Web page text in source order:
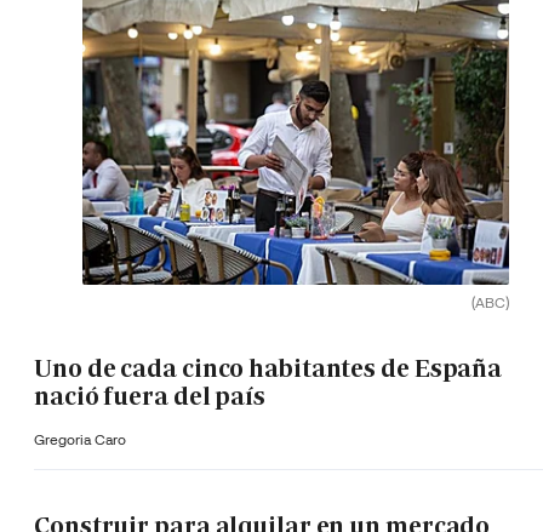
(ABC)
Uno de cada cinco habitantes de España
nació fuera del país
Gregoria Caro